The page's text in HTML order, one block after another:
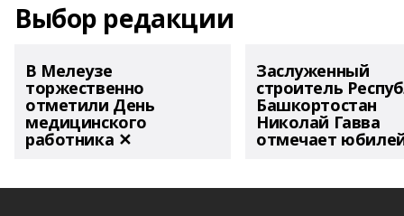
Выбор редакции
В Мелеузе
торжественно
отметили День
медицинского
работника ✕
Заслуженный
строитель
Башкортостан
Николай Гавва
отмечает